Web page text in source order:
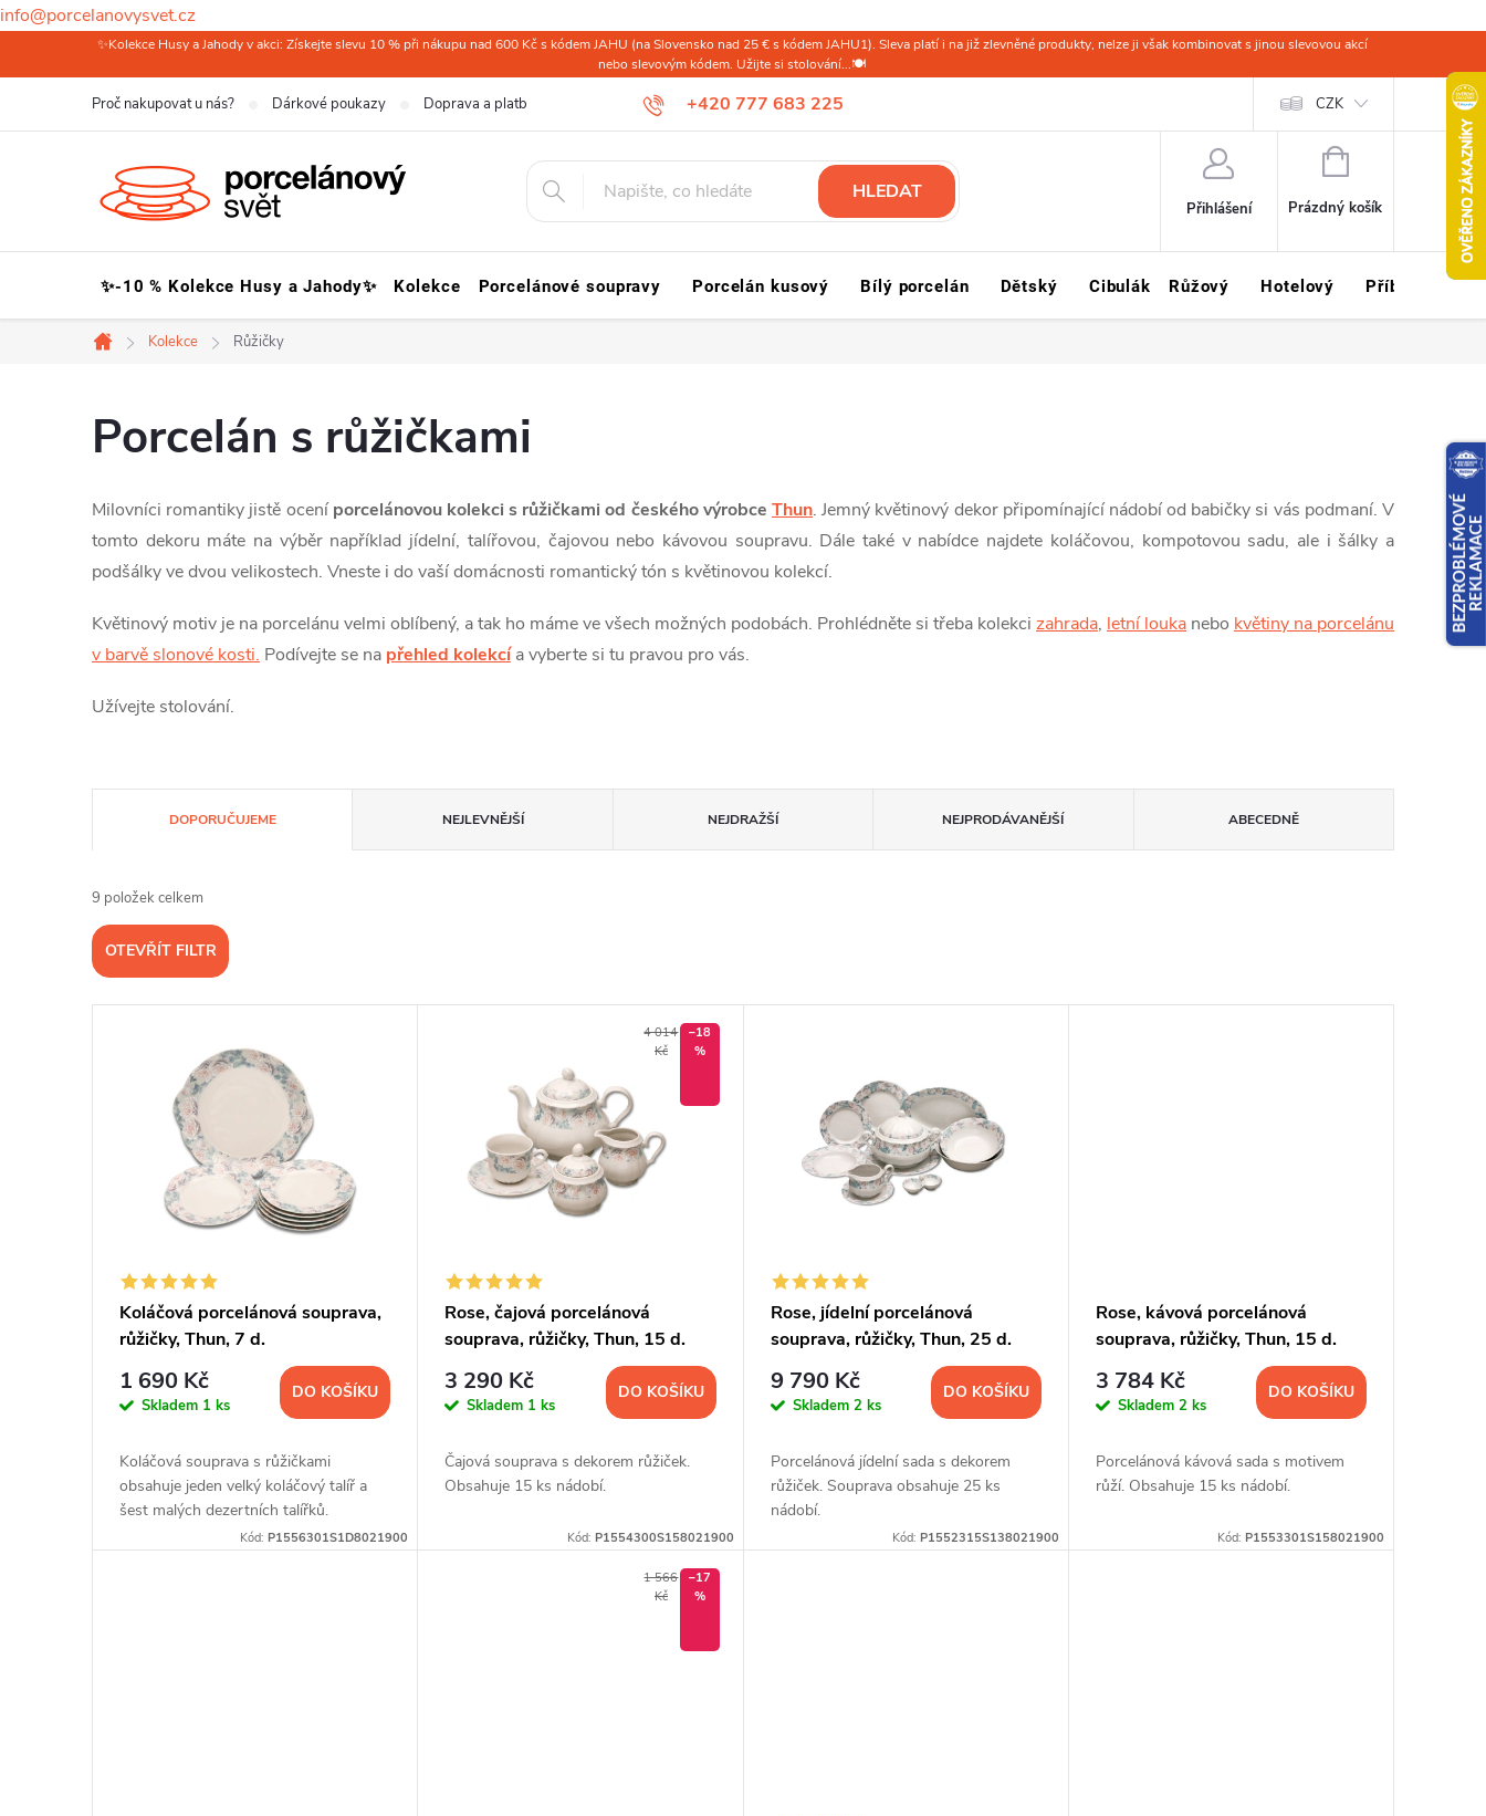
info@porcelanovysvet.cz
na
✨Kolekce Husy a Jahody v akci: Získejte slevu 10 % při nákupu nad 600 Kč s kódem JAHU (na Slovensko nad 25 € s kódem JAHU1). Sleva platí i na již zlevněné produkty, nelze ji však kombinovat s jinou slevovou akcí
nebo slevovým kódem. Užijte si stolování...🍽️
+420 777 683 225
Proč nakupovat u nás? Dárkové poukazy Doprava a platba ČR Doprava a platba Slovensko a svět Ochrana osobních údajů Kariéra
CZK
HLEDAT
Přihlášení
NÁKUPNÍ
Prázdný košík
✨-10 % Kolekce Husy a Jahody✨ Kolekce Porcelánové soupravy Porcelán kusový Bílý porcelán Dětský Cibulák Růžový Hotelový Příbory Sklo
Domů
Kolekce Růžičky
Porcelán s růžičkami
Milovníci romantiky jistě ocení porcelánovou kolekci s růžičkami od českého výrobceThun. Jemný květinový dekor připomínající nádobí od babičky si vás podmaní. V
tomto dekoru máte na výběr například jídelní, talířovou, čajovou nebo kávovou soupravu. Dále také v nabídce najdete koláčovou, kompotovou sadu, ale i šálky a
podšálky ve dvou velikostech. Vneste i do vaší domácnosti romantický tón s květinovou kolekcí.
Květinový motiv je na porcelánu velmi oblíbený, a tak ho máme ve všech možných podobách. Prohlédněte si třeba kolekci zahrada, letní louka nebo květiny na porcelánu
v barvě slonové kosti. Podívejte se na přehled kolekcía vyberte si tu pravou pro vás.
Užívejte stolování.
a
z
e
ů
DOPORUČUJEME NEJLEVNĚJŠÍ NEJDRAŽŠÍ NEJPRODÁVANĚJŠÍ ABECEDNĚ
9 položek celkem
OTEVŘÍT FILTR
Koláčová porcelánová souprava,
růžičky, Thun, 7 d.
1 690 Kč
Skladem 1 ks
DO KOŠÍKU
Koláčová souprava s růžičkami
obsahuje jeden velký koláčový talíř a
šest malých dezertních talířků.
Kód:P1556301S1D8021900
4 014
Kč
–18
%
Rose, čajová porcelánová
souprava, růžičky, Thun, 15 d.
3 290 Kč
Skladem 1 ks
DO KOŠÍKU
Čajová souprava s dekorem růžiček.
Obsahuje 15 ks nádobí.
Kód: P1554300S158021900
Rose, jídelní porcelánová
souprava, růžičky, Thun, 25 d.
9 790 Kč
Skladem 2 ks
DO KOŠÍKU
Porcelánová jídelní sada s dekorem
růžiček. Souprava obsahuje 25 ks
nádobí.
Kód: P1552315S138021900
Rose, kávová porcelánová
souprava, růžičky, Thun, 15 d.
3 784 Kč
Skladem 2 ks
DO KOŠÍKU
Porcelánová kávová sada s motivem
růží. Obsahuje 15 ks nádobí.
Kód: P1553301S158021900
1 566
Kč
–17
%